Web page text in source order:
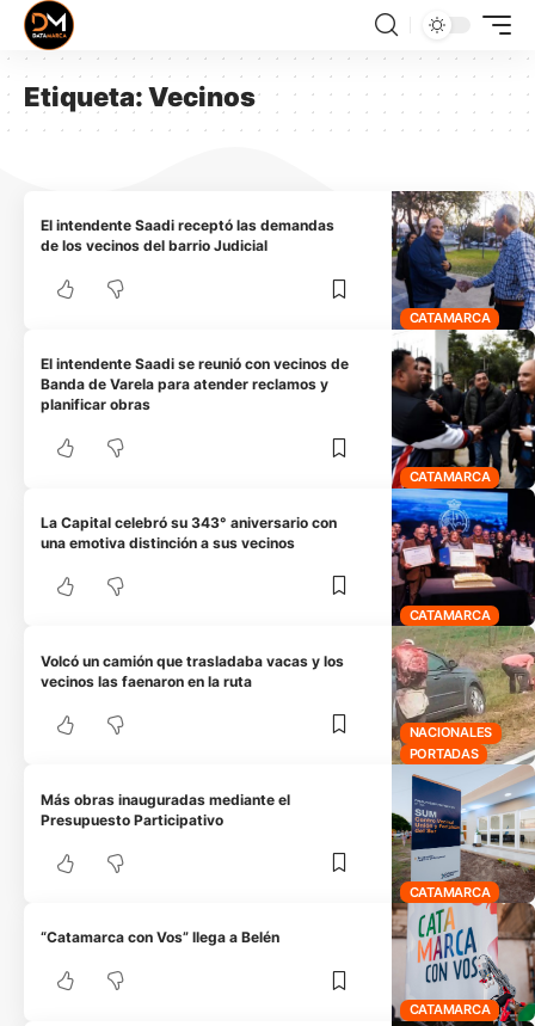
Etiqueta:Vecinos
CATAMARCA
El intendente Saadi receptó las demandas
de los vecinos del barrio Judicial
CATAMARCA
El intendente Saadi se reunió con vecinos de
Banda de Varela para atender reclamos y
planificar obras
CATAMARCA
La Capital celebró su 343° aniversario con
una emotiva distinción a sus vecinos
NACIONALES
PORTADAS
Volcó un camión que trasladaba vacas y los
vecinos las faenaron en la ruta
CATAMARCA
Más obras inauguradas mediante el
Presupuesto Participativo
CATAMARCA
“Catamarca con Vos” llega a Belén